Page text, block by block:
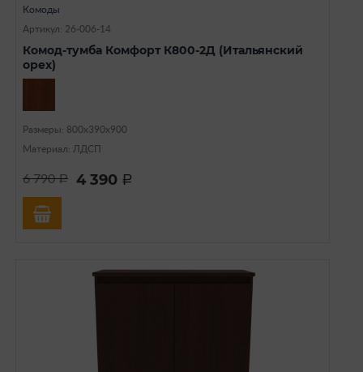
Комоды
Артикул: 26-006-14
Комод-тумба Комфорт К800-2Д (Итальянский
орех)
Размеры: 800х390х900
Материал: ЛДСП
6 790a 4 390 a